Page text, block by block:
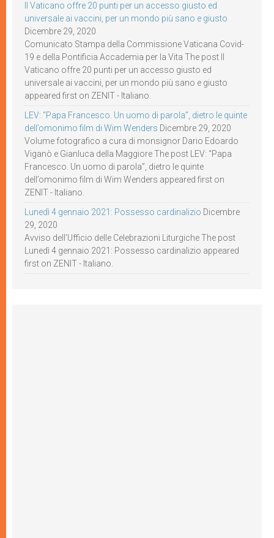
Il Vaticano offre 20 punti per un accesso giusto ed
universale ai vaccini, per un mondo più sano e giusto
Dicembre 29, 2020
Comunicato Stampa della Commissione Vaticana Covid-
19 e della Pontificia Accademia per la Vita The post Il
Vaticano offre 20 punti per un accesso giusto ed
universale ai vaccini, per un mondo più sano e giusto
appeared first on ZENIT - Italiano.
LEV: “Papa Francesco. Un uomo di parola”, dietro le quinte
dell’omonimo film di Wim Wenders Dicembre 29, 2020
Volume fotografico a cura di monsignor Dario Edoardo
Viganò e Gianluca della Maggiore The post LEV: “Papa
Francesco. Un uomo di parola”, dietro le quinte
dell’omonimo film di Wim Wenders appeared first on
ZENIT - Italiano.
Lunedì 4 gennaio 2021: Possesso cardinalizio Dicembre
29, 2020
Avviso dell’Ufficio delle Celebrazioni Liturgiche The post
Lunedì 4 gennaio 2021: Possesso cardinalizio appeared
first on ZENIT - Italiano.